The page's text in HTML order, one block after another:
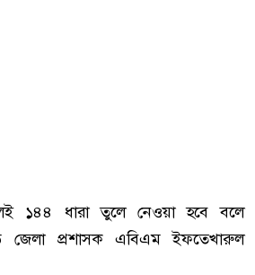
১৪৪ ধারা তুলে নেওয়া হবে বলে
জেলা প্রশাসক এবিএম ইফতেখারুল